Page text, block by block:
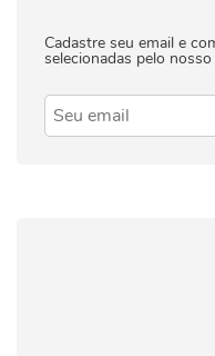
Cadastre seu email e
selecionadas pelo